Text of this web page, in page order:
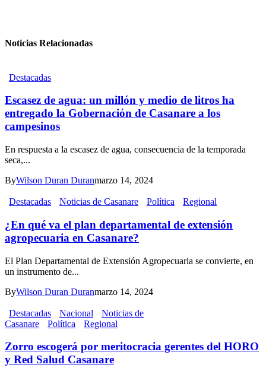
Noticias Relacionadas
Destacadas
Escasez de agua: un millón y medio de litros ha
entregado la Gobernación de Casanare a los
campesinos
En respuesta a la escasez de agua, consecuencia de la temporada
seca,...
ByWilson Duran Duranmarzo 14, 2024
Destacadas Noticias de Casanare Política Regional
¿En qué va el plan departamental de extensión
agropecuaria en Casanare?
El Plan Departamental de Extensión Agropecuaria se convierte, en
un instrumento de...
ByWilson Duran Duranmarzo 14, 2024
Destacadas Nacional
Noticias de
Casanare
Política Regional
Zorro escogerá por meritocracia gerentes del HORO
y Red Salud Casanare